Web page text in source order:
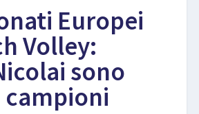
EVENTI
LIBRI
Europei
Volley:
sono
campioni